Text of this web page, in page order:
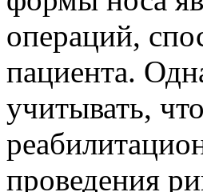
операций,
пациента.
учитывать,
проведения